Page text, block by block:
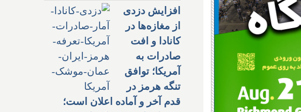
افزایش دزدی
از مغازه‌ها در
کانادا و افت
صادرات به
آمریکا؛ توافق
تنگه هرمز در
قدم آخر و آماده اعلان است؛